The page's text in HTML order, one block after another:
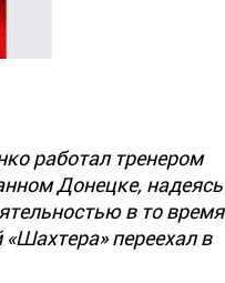
работал тренером
Донецке, надеясь
в то время
переехал в